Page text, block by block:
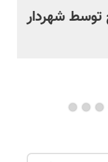
توسط شهردار